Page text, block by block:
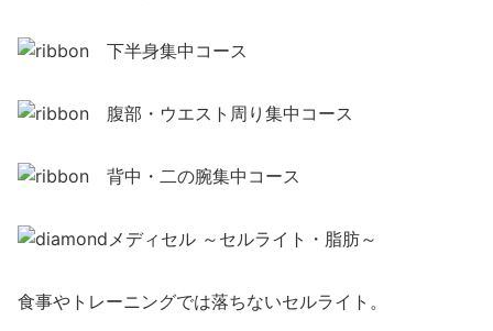
下半身集中コース
腹部・ウエスト周り集中コース
背中・二の腕集中コース
メディセル ～セルライト・脂肪～
食事やトレーニングでは落ちないセルライト。